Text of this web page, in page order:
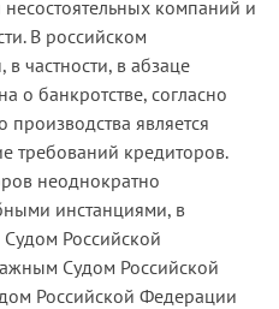
компаний и
В российском
частности, в абзаце
о банкротстве, согласно
является
требований кредиторов.
неоднократно
инстанциями, в
Российской
Судом Российской
Российской Федерации